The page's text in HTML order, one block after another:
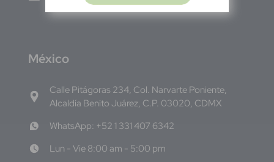
México
Calle Pitágoras 234, Col. Narvarte Poniente,
Alcaldía Benito Juárez, C.P. 03020, CDMX
WhatsApp: +52 1 331 407 6342
Lun - Vie 8:00 am - 5:00 pm